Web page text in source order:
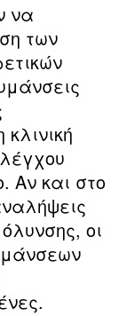
να
των
Αν και στο
οι